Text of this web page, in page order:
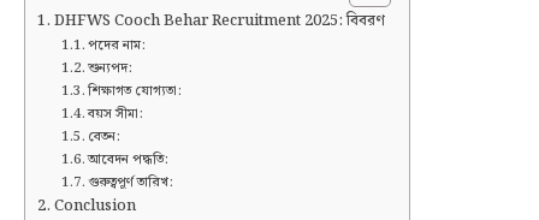
DHFWS Cooch Behar Recruitment 2025: বিবরণ
পদের নাম:
শুন্যপদ:
শিক্ষাগত যোগ্যতা:
বয়স সীমা:
বেতন:
আবেদন পদ্ধতি:
গুরুত্বপূর্ণ তারিখ:
Conclusion